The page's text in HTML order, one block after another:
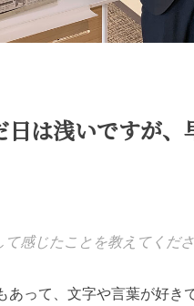
日は浅いですが、
感じたことを教えてくださ
あって、文字や言葉が好き